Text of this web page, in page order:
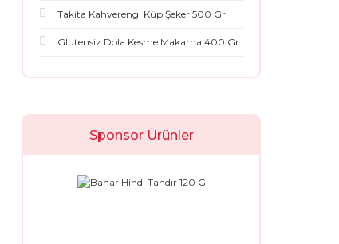
Takita Kahverengi Küp Şeker 500 Gr
Glutensiz Dola Kesme Makarna 400 Gr
Sponsor Ürünler